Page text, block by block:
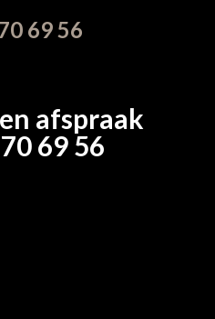
69 56
afspraak
69 56